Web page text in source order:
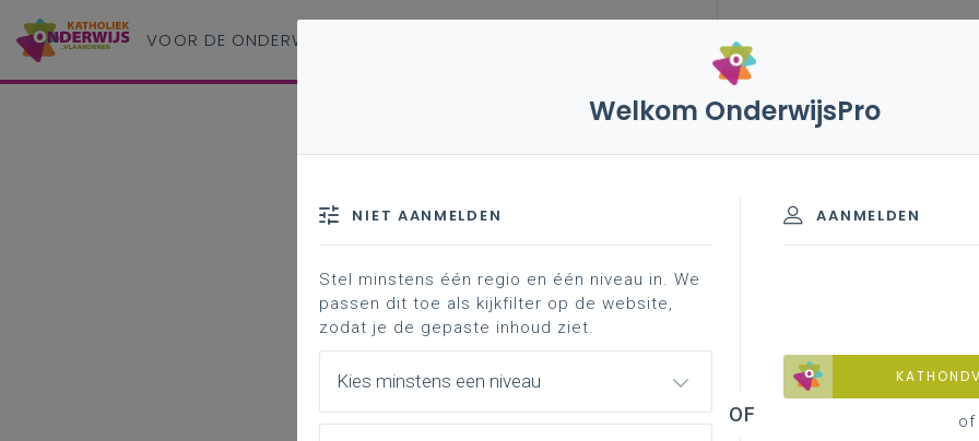
VOOR DE ONDERWIJS
Welkom OnderwijsPro
AANMELDEN
of
NIET AANMELDEN
Stel minstens één regio en één niveau in. We
passen dit toe als kijkfilter op de website,
zodat je de gepaste inhoud ziet.
Kies minstens een niveau